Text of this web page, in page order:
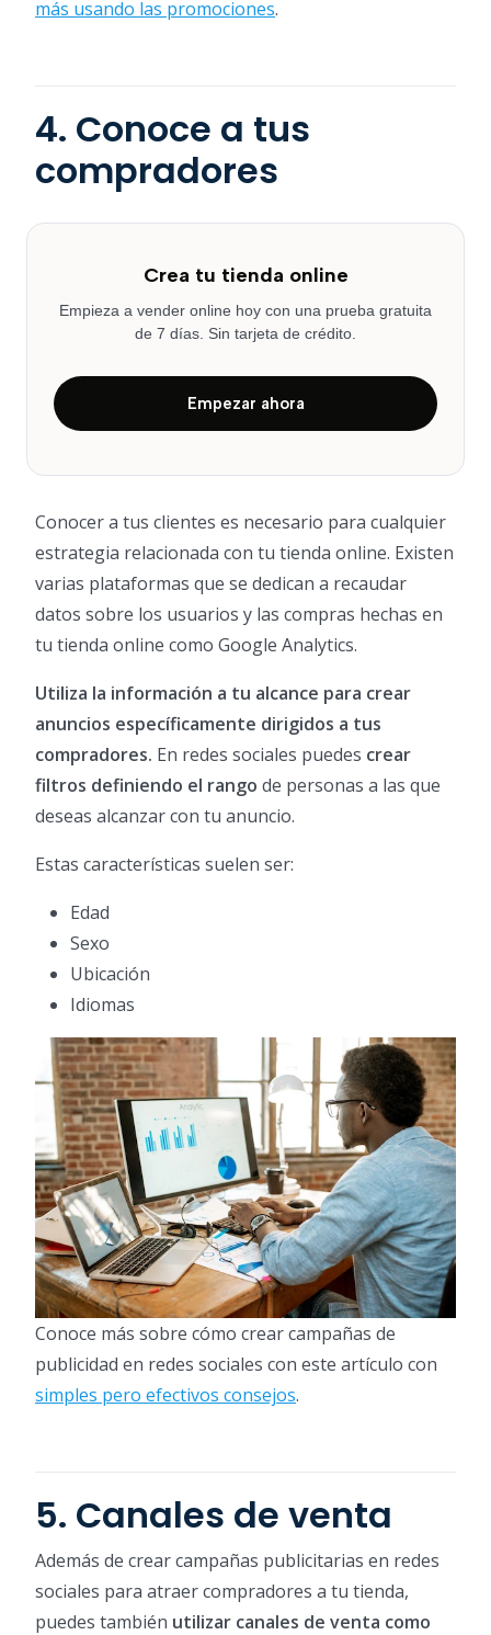
más usando las promociones.
4. Conoce a tus
compradores
Crea tu tienda online
Empieza a vender online hoy con una prueba gratuita
de 7 días. Sin tarjeta de crédito.
Empezar ahora
Conocer a tus clientes es necesario para cualquier
estrategia relacionada con tu tienda online. Existen
varias plataformas que se dedican a recaudar
datos sobre los usuarios y las compras hechas en
tu tienda online como Google Analytics.
Utiliza la información a tu alcance para crear
anuncios específicamente dirigidos a tus
compradores. En redes sociales puedes crear
filtros definiendo el rango de personas a las que
deseas alcanzar con tu anuncio.
Estas características suelen ser:
Edad
Sexo
Ubicación
Idiomas
Conoce más sobre cómo crear campañas de
publicidad en redes sociales con este artículo con
simples pero efectivos consejos.
5. Canales de venta
Además de crear campañas publicitarias en redes
sociales para atraer compradores a tu tienda,
puedes también utilizar canales de venta como